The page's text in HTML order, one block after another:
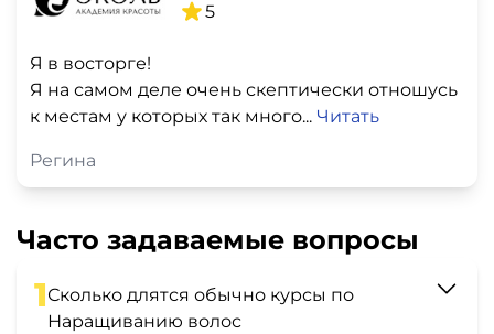
5
Я в восторге!
Я на самом деле очень скептически отношусь
к местам у которых так много... Читать
Регина
Часто задаваемые вопросы
1Сколько длятся обычно курсы по
Наращиванию волос